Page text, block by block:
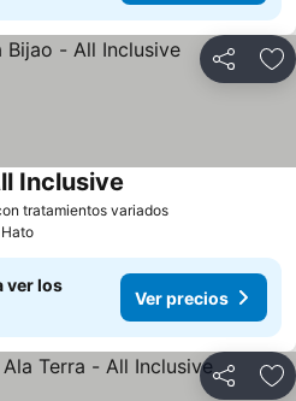
Compartir
tratamientos variados
Inclusive
ver los
Ver precios
Compartir